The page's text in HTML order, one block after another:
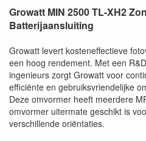
Growatt MIN 2500 TL-XH2
Batterijaansluiting
Growatt levert kosteneffectieve
een hoog rendement. Met een
ingenieurs zorgt Growatt voor
efficiënte en gebruiksvriendelijke
Deze omvormer heeft meerdere
omvormer uitermate geschikt is
verschillende oriëntaties.